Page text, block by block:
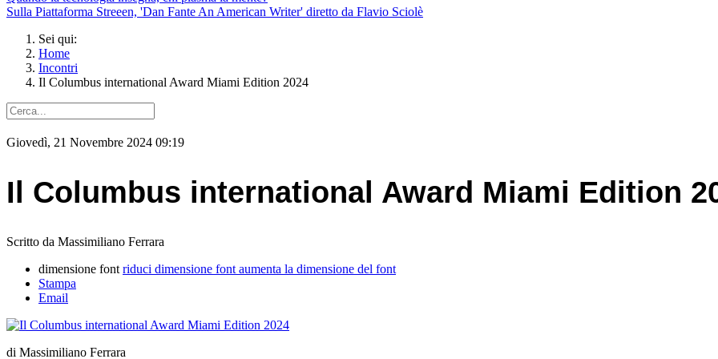
Sulla Piattaforma Streeen, 'Dan Fante An American Writer' diretto da Flavio Sciolè
Sei qui:
Home
Incontri
Il Columbus international Award Miami Edition 2024
Giovedì, 21 Novembre 2024 09:19
Il Columbus international Award Miami Edition
Scritto da Massimiliano Ferrara
dimensione font riduci dimensione font aumenta la dimensione del font
Stampa
Email
di Massimiliano Ferrara